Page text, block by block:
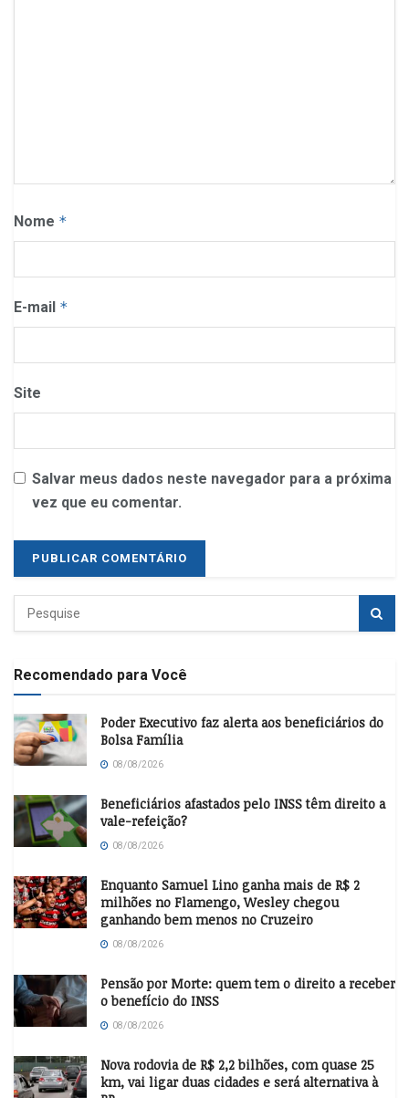
Nome *
E-mail *
Site
Salvar meus dados neste navegador para a próxima
vez que eu comentar.
Recomendado para Você
Poder Executivo faz alerta aos beneficiários do
Bolsa Família
08/08/2026
Beneficiários afastados pelo INSS têm direito a
vale-refeição?
08/08/2026
Enquanto Samuel Lino ganha mais de R$ 2
milhões no Flamengo, Wesley chegou
ganhando bem menos no Cruzeiro
08/08/2026
Pensão por Morte: quem tem o direito a receber
o benefício do INSS
08/08/2026
Nova rodovia de R$ 2,2 bilhões, com quase 25
km, vai ligar duas cidades e será alternativa à